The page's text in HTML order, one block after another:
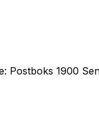
Postboks 1900